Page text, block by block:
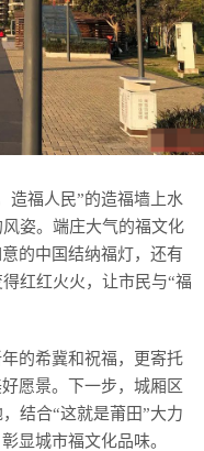
造福人民”的造福墙上水
姿。端庄大气的福文化
的中国结纳福灯，还有
红红火火，让市民与“福
的希冀和祝福，更寄托
愿景。下一步，城厢区
结合“这就是莆田”大力
显城市福文化品味。